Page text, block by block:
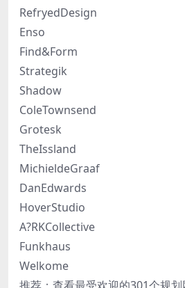
RefryedDesign
Enso
Find&Form
Strategik
Shadow
ColeTownsend
Grotesk
TheIssland
MichieldeGraaf
DanEdwards
HoverStudio
A?RKCollective
Funkhaus
Welkome